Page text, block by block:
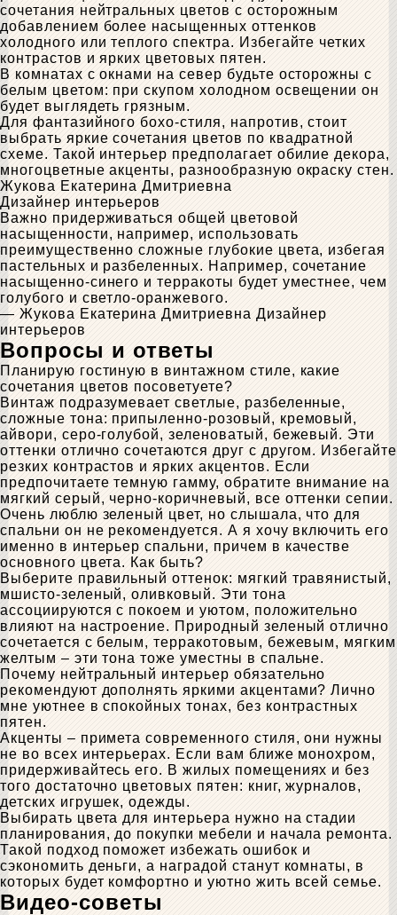
сочетания нейтральных цветов с осторожным
добавлением более насыщенных оттенков
холодного или теплого спектра. Избегайте четких
контрастов и ярких цветовых пятен.
В комнатах с окнами на север будьте осторожны с
белым цветом: при скупом холодном освещении он
будет выглядеть грязным.
Для фантазийного бохо-стиля, напротив, стоит
выбрать яркие сочетания цветов по квадратной
схеме. Такой интерьер предполагает обилие декора,
многоцветные акценты, разнообразную окраску стен.
Жукова Екатерина Дмитриевна
Дизайнер интерьеров
Важно придерживаться общей цветовой
насыщенности, например, использовать
преимущественно сложные глубокие цвета, избегая
пастельных и разбеленных. Например, сочетание
насыщенно-синего и терракоты будет уместнее, чем
голубого и светло-оранжевого.
— Жукова Екатерина Дмитриевна Дизайнер
интерьеров
Вопросы и ответы
Планирую гостиную в винтажном стиле, какие
сочетания цветов посоветуете?
Винтаж подразумевает светлые, разбеленные,
сложные тона: припыленно-розовый, кремовый,
айвори, серо-голубой, зеленоватый, бежевый. Эти
оттенки отлично сочетаются друг с другом. Избегайте
резких контрастов и ярких акцентов. Если
предпочитаете темную гамму, обратите внимание на
мягкий серый, черно-коричневый, все оттенки сепии.
Очень люблю зеленый цвет, но слышала, что для
спальни он не рекомендуется. А я хочу включить его
именно в интерьер спальни, причем в качестве
основного цвета. Как быть?
Выберите правильный оттенок: мягкий травянистый,
мшисто-зеленый, оливковый. Эти тона
ассоциируются с покоем и уютом, положительно
влияют на настроение. Природный зеленый отлично
сочетается с белым, терракотовым, бежевым, мягким
желтым – эти тона тоже уместны в спальне.
Почему нейтральный интерьер обязательно
рекомендуют дополнять яркими акцентами? Лично
мне уютнее в спокойных тонах, без контрастных
пятен.
Акценты – примета современного стиля, они нужны
не во всех интерьерах. Если вам ближе монохром,
придерживайтесь его. В жилых помещениях и без
того достаточно цветовых пятен: книг, журналов,
детских игрушек, одежды.
Выбирать цвета для интерьера нужно на стадии
планирования, до покупки мебели и начала ремонта.
Такой подход поможет избежать ошибок и
сэкономить деньги, а наградой станут комнаты, в
которых будет комфортно и уютно жить всей семье.
Видео-советы